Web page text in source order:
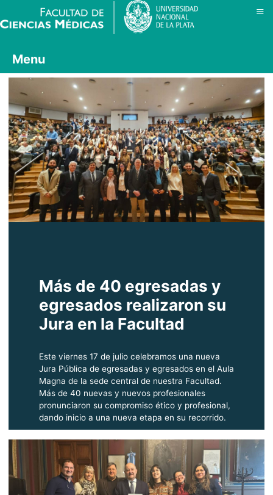
Más de 40 egresadas y
egresados realizaron su
Jura en la Facultad
Este viernes 17 de julio celebramos una nueva
Jura Pública de egresadas y egresados en el Aula
Magna de la sede central de nuestra Facultad.
Más de 40 nuevas y nuevos profesionales
pronunciaron su compromiso ético y profesional,
dando inicio a una nueva etapa en su recorrido.
Menu
≡